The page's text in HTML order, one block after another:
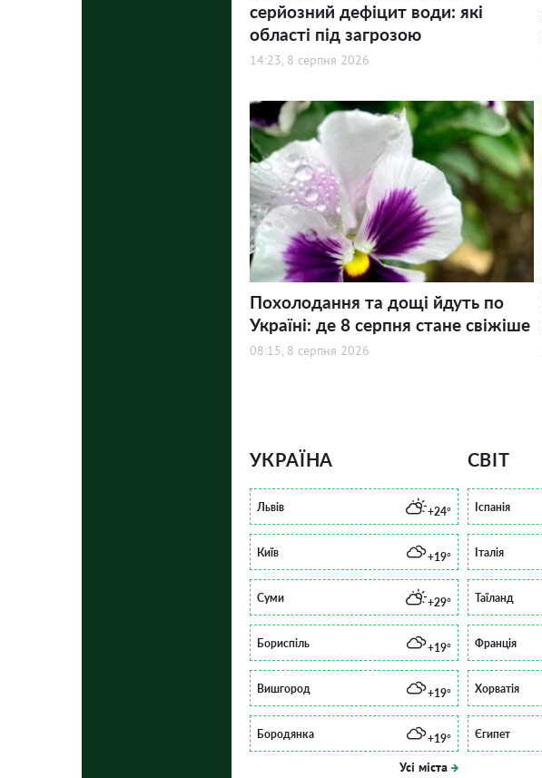
серйозний дефіцит води: які
області під загрозою
14:23, 8 серпня 2026
Похолодання та дощі йдуть по
Україні: де 8 серпня стане свіжіше
08:15, 8 серпня 2026
УКРАЇНА
Львів +24°
Київ +19°
Суми +29°
Бориспіль +19°
Вишгород +19°
Бородянка +19°
Усі міста
СВІТ
Іспанія
Італія
Таїланд
Франція
Хорватія
Єгипет